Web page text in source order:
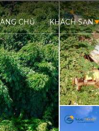
CHỦ KHÁCH SẠN